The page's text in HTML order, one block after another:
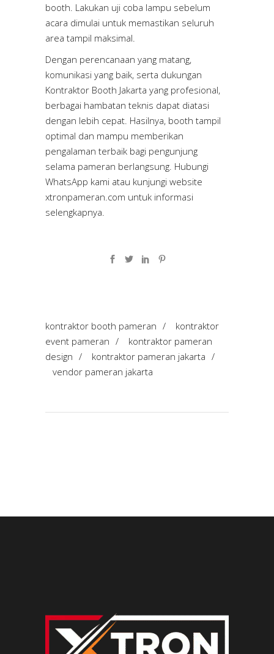
booth. Lakukan uji coba lampu sebelum
acara dimulai untuk memastikan seluruh
area tampil maksimal.
Dengan perencanaan yang matang,
komunikasi yang baik, serta dukungan
Kontraktor Booth Jakarta yang profesional,
berbagai hambatan teknis dapat diatasi
dengan lebih cepat. Hasilnya, booth tampil
optimal dan mampu memberikan
pengalaman terbaik bagi pengunjung
selama pameran berlangsung. Hubungi
WhatsApp kami atau kunjungi website
xtronpameran.com untuk informasi
selengkapnya.
kontraktor booth pameran /
kontraktor
event pameran /
kontraktor pameran
design / kontraktor pameran jakarta /
vendor pameran jakarta